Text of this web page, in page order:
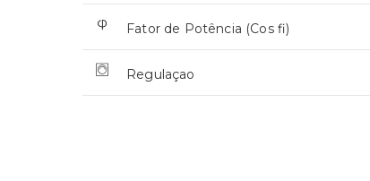
Fator de Potência (Cos fi)
Regulaçao